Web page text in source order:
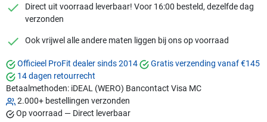
checkmark
Direct uit voorraad leverbaar! Voor 16:00 besteld, dezelfde dag
verzonden
checkmark
Ook vrijwel alle andere maten liggen bij ons op voorraad
Officieel ProFit dealer sinds 2014
Gratis verzending vanaf €145
14 dagen retourrecht
Betaalmethoden: iDEAL (WERO) Bancontact Visa MC
2.000+ bestellingen verzonden
Op voorraad — Direct leverbaar